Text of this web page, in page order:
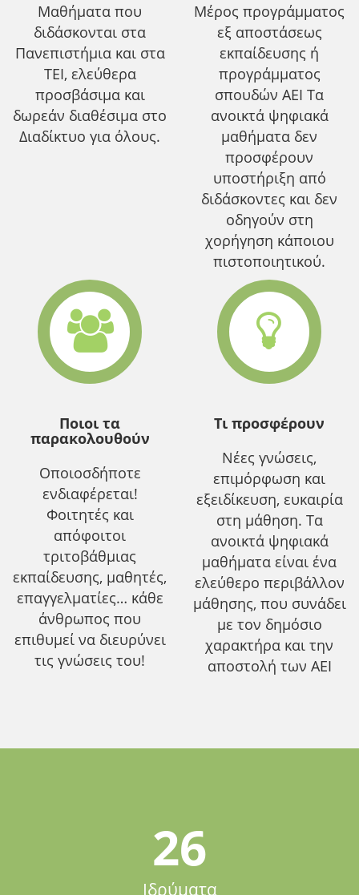
Μαθήματα που
διδάσκονται στα
Πανεπιστήμια και στα
ΤΕΙ, ελεύθερα
προσβάσιμα και
δωρεάν διαθέσιμα στο
Διαδίκτυο για όλους.
Μέρος προγράμματος
εξ αποστάσεως
εκπαίδευσης ή
προγράμματος
σπουδών ΑΕΙ Τα
ανοικτά ψηφιακά
μαθήματα δεν
προσφέρουν
υποστήριξη από
διδάσκοντες και δεν
οδηγούν στη
χορήγηση κάποιου
πιστοποιητικού.
Ποιοι τα
παρακολουθούν
Οποιοσδήποτε
ενδιαφέρεται!
Φοιτητές και
απόφοιτοι
τριτοβάθμιας
εκπαίδευσης, μαθητές,
επαγγελματίες… κάθε
άνθρωπος που
επιθυμεί να διευρύνει
τις γνώσεις του!
Τι προσφέρουν
Νέες γνώσεις,
επιμόρφωση και
εξειδίκευση, ευκαιρία
στη μάθηση. Τα
ανοικτά ψηφιακά
μαθήματα είναι ένα
ελεύθερο περιβάλλον
μάθησης, που συνάδει
με τον δημόσιο
χαρακτήρα και την
αποστολή των ΑΕΙ
26
Ιδρύματα